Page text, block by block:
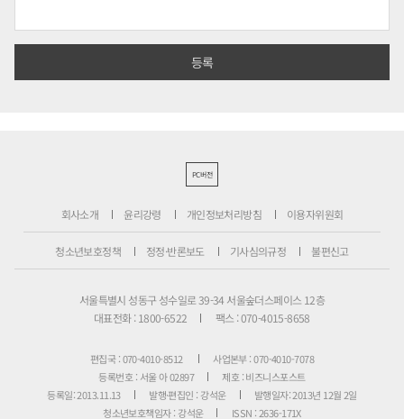
PC버전
회사소개 윤리강령 개인정보처리방침 이용자위원회
청소년보호정책 정정·반론보도 기사심의규정 불편신고
서울특별시 성동구 성수일로 39-34 서울숲더스페이스 12층
대표전화 : 1800-6522
팩스 : 070-4015-8658
편집국 : 070-4010-8512
사업본부 : 070-4010-7078
등록번호 : 서울 아 02897
제호 : 비즈니스포스트
등록일: 2013.11.13
발행·편집인 : 강석운
발행일자: 2013년 12월 2일
청소년보호책임자 : 강석운
ISSN : 2636-171X